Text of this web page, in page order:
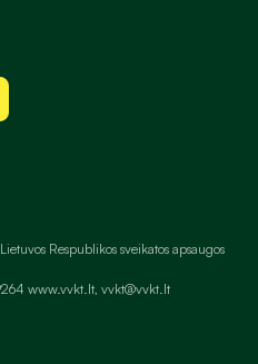
Respublikos sveikatos apsaugos
www.vvkt.lt, vvkt@vvkt.lt